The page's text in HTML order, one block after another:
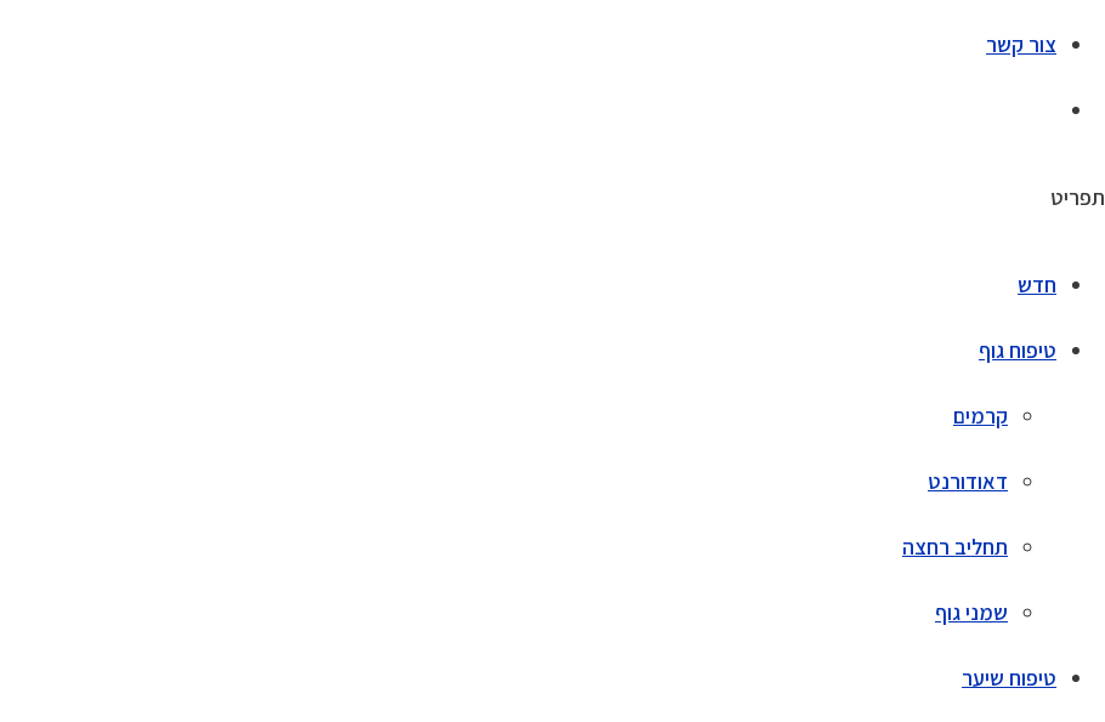
צור קשר
תפריט
חדש
טיפוח גוף
קרמים
דאודורנט
תחליב רחצה
שמני גוף
טיפוח שיער